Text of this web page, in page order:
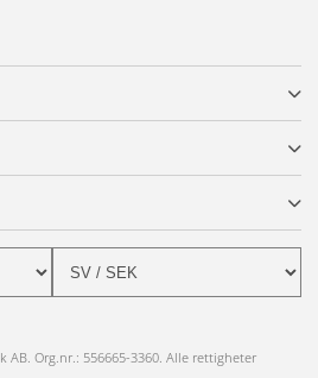
AB. Org.nr.: 556665-3360. Alle rettigheter